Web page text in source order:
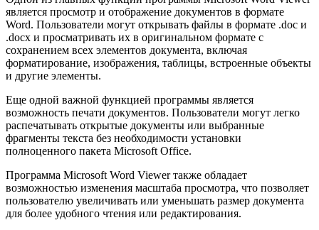
является просмотр и отображение документов в формате
Word. Пользователи могут открывать файлы в формате .doc и
.docx и просматривать их в оригинальном формате с
сохранением всех элементов документа, включая
форматирование, изображения, таблицы, встроенные объекты
и другие элементы.
Еще одной важной функцией программы является
возможность печати документов. Пользователи могут легко
распечатывать открытые документы или выбранные
фрагменты текста без необходимости установки
полноценного пакета Microsoft Office.
Программа Microsoft Word Viewer также обладает
возможностью изменения масштаба просмотра, что позволяет
пользователю увеличивать или уменьшать размер документа
для более удобного чтения или редактирования.